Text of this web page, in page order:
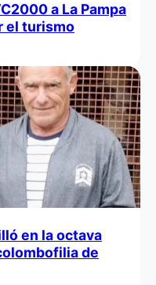
a La Pampa
el turismo
en la octava
de